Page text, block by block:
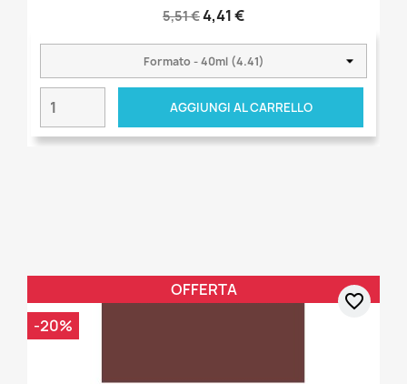
5,51 €4,41 €
AGGIUNGI AL CARRELLO
OFFERTA
-20%
favorite_border